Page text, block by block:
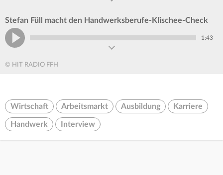
Stefan Füll macht den Handwerksberufe-Klischee-Check
1:43
© HIT RADIO FFH
Wirtschaft Arbeitsmarkt Ausbildung Karriere
Handwerk Interview